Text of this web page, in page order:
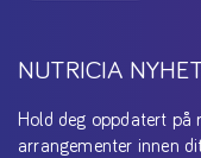
NUTRICIA
Hold deg oppdatert på
arrangementer innen